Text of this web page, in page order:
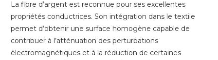
La fibre d’argent est reconnue pour ses excellentes
propriétés conductrices. Son intégration dans le textile
permet d’obtenir une surface homogène capable de
contribuer à l’atténuation des perturbations
électromagnétiques et à la réduction de certaines